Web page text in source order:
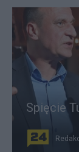
Spięcie